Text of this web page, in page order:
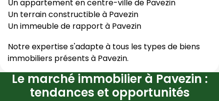
Un appartement en centre-ville de Pavezin
Un terrain constructible à Pavezin
Un immeuble de rapport à Pavezin
Notre expertise s'adapte à tous les types de biens
immobiliers présents à Pavezin.
Le marché immobilier à Pavezin :
tendances et opportunités